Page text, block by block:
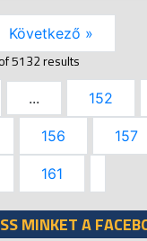
Következő »
5132results
... 152
156 157
161
MINKET A